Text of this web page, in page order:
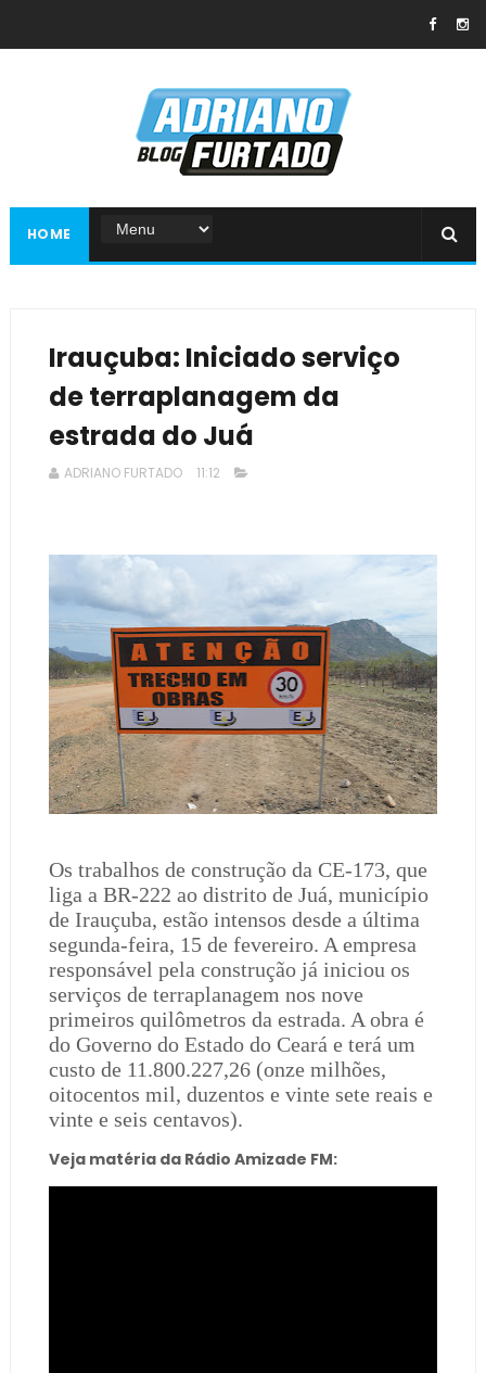
HOME
Irauçuba: Iniciado serviço
de terraplanagem da
estrada do Juá
ADRIANO FURTADO 11:12
Os trabalhos de construção da CE-173, que
liga a BR-222 ao distrito de Juá, município
de Irauçuba, estão intensos desde a última
segunda-feira, 15 de fevereiro. A empresa
responsável pela construção já iniciou os
serviços de terraplanagem nos nove
primeiros quilômetros da estrada. A obra é
do Governo do Estado do Ceará e terá um
custo de 11.800.227,26 (onze milhões,
oitocentos mil, duzentos e vinte sete reais e
vinte e seis centavos).
Veja matéria da Rádio Amizade FM: